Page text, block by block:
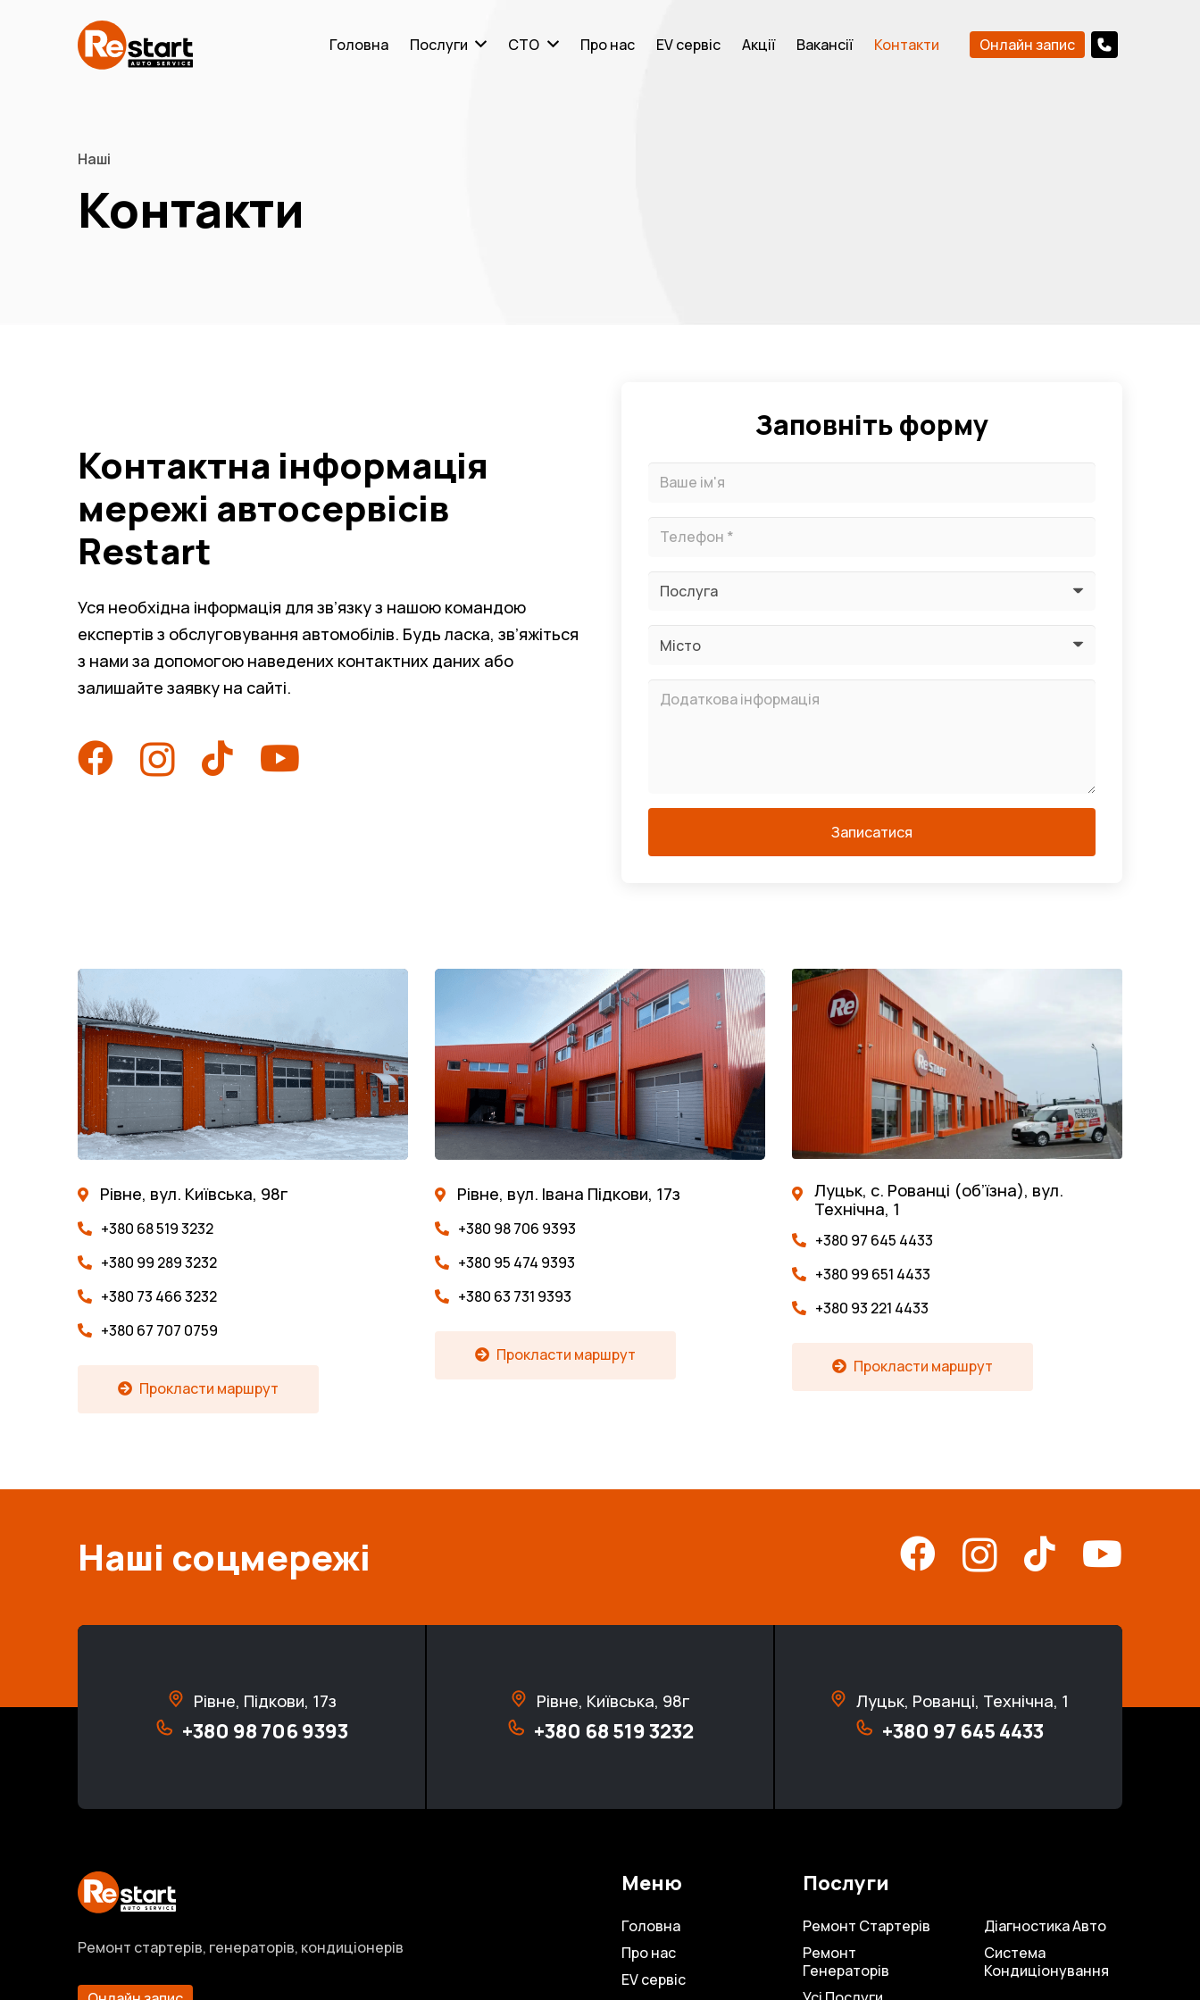
Головна Послуги СТО Про нас EV сервіс Акції Вакансії Контакти Онлайн запис
Наші
Контакти
Контактна інформація
мережі автосервісів
Restart
Уся необхідна інформація для зв’язку з нашою командою
експертів з обслуговування автомобілів. Будь ласка, зв’яжіться
з нами за допомогою наведених контактних даних або
залишайте заявку на сайті.
Заповніть форму
Записатися
Рівне, вул. Київська, 98г
+380 68 519 3232
+380 99 289 3232
+380 73 466 3232
+380 67 707 0759
Прокласти маршрут
Рівне, вул. Івана Підкови, 17з
+380 98 706 9393
+380 95 474 9393
+380 63 731 9393
Прокласти маршрут
Луцьк, с. Рованці (об’їзна), вул.
Технічна, 1
+380 97 645 4433
+380 99 651 4433
+380 93 221 4433
Прокласти маршрут
Наші соцмережі
Рівне, Підкови, 17з
+380 98 706 9393
Рівне, Київська, 98г
+380 68 519 3232
Луцьк, Рованці, Технічна, 1
+380 97 645 4433
Ремонт стартерів, генераторів, кондиціонерів
Меню Послуги
Головна
Про нас
EV сервіс
Ремонт Стартерів
Ремонт
Генераторів
Діагностика Авто
Система
Кондиціонування